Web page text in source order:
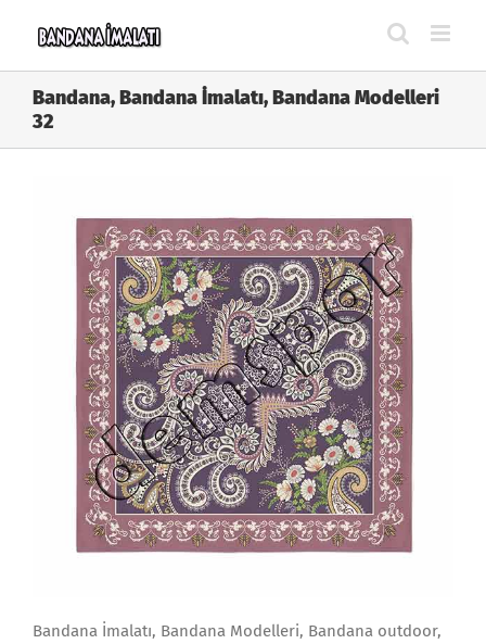
Bandana, Bandana İmalatı, Bandana Modelleri
32
Bandana İmalatı, Bandana Modelleri, Bandana outdoor,